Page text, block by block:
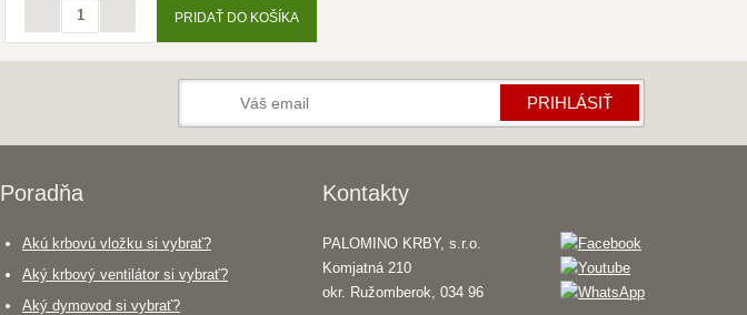
PRIDAŤ DO KOŠÍKA
PRIHLÁSIŤ
Poradňa
Akú krbovú vložku si vybrať?
Aký krbový ventilátor si vybrať?
Aký dymovod si vybrať?
Kontakty
PALOMINO KRBY, s.r.o.
Komjatná 210
okr. Ružomberok, 034 96